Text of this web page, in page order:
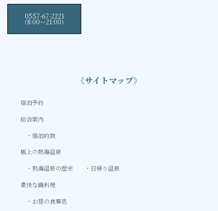
0557-67-2221
（8:00〜21:00）
《サイトマップ》
宿泊予約
総合案内
宿泊約款
極上の熱海温泉
熱海温泉の歴史
日帰り温泉
豪快な磯料理
お昼の食事処